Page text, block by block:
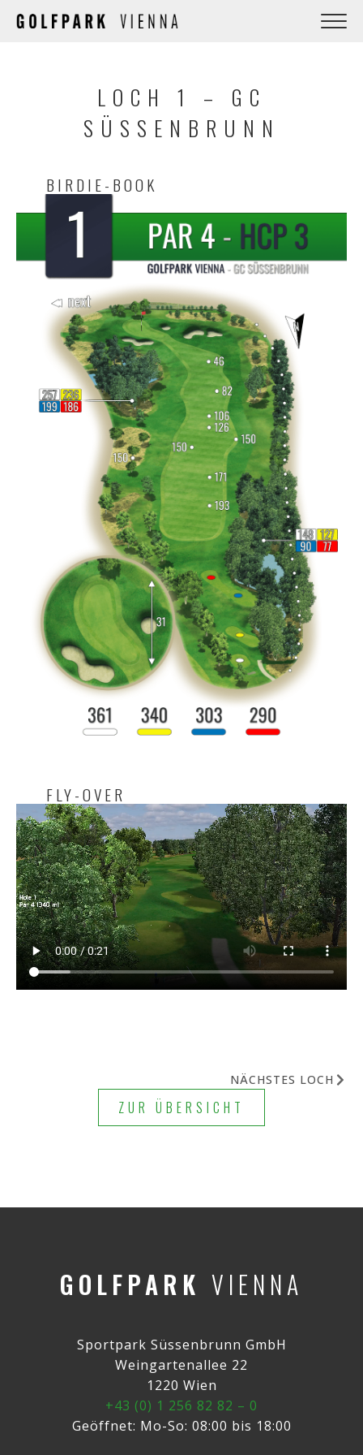
LOCH 1 – GC
SÜSSENBRUNN
BIRDIE-BOOK
FLY-OVER
NÄCHSTES LOCH
ZUR ÜBERSICHT
GOLFPARK VIENNA
Sportpark Süssenbrunn GmbH
Weingartenallee 22
1220 Wien
+43 (0) 1 256 82 82 – 0
Geöffnet: Mo-So: 08:00 bis 18:00